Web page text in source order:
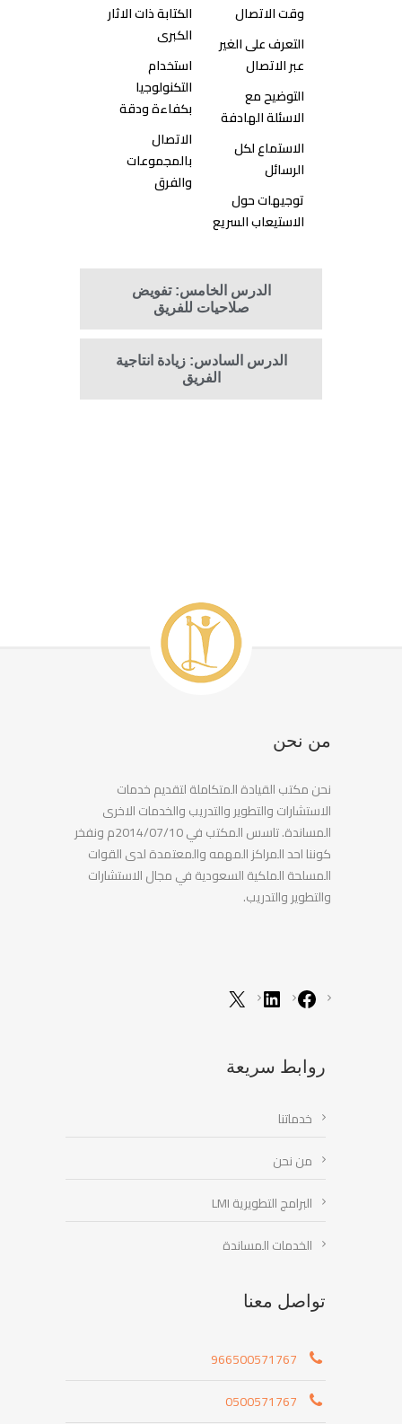
الدرس الخامس: تفويض
صلاحيات للفريق
الدرس السادس: زيادة انتاجية
الفريق
وقت الاتصال
التعرف على الغير
عبر الاتصال
التوضيح مع
الاسئلة الهادفة
الاستماع لكل
الرسائل
توجيهات حول
الاستيعاب السريع
الكتابة ذات الاثار
الكبرى
استخدام
التكنولوجيا
بكفاءة ودقة
الاتصال
بالمجموعات
والفرق
من نحن
نحن مكتب القيادة المتكاملة لتقديم خدمات
الاستشارات والتطوير والتدريب والخدمات الاخرى
المساندة. تاسس المكتب في 2014/07/10م ونفخر
كوننا احد المراكز المهمه والمعتمدة لدى القوات
المسلحة الملكية السعودية في مجال الاستشارات
والتطوير والتدريب.
روابط سريعة
خدماتنا
من نحن
البرامج التطويرية LMI
الخدمات المساندة
تواصل معنا
966500571767
0500571767